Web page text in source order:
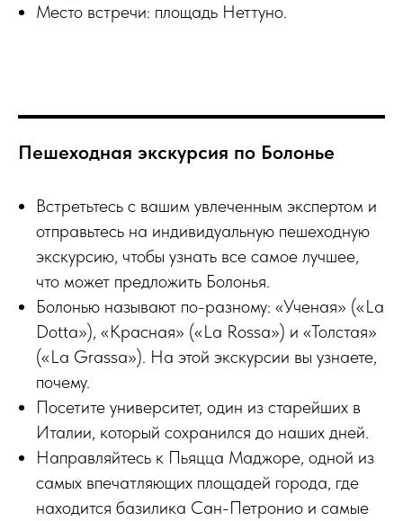
Место встречи: площадь Неттуно.
Пешеходная экскурсия по Болонье
Встретьтесь с вашим увлеченным экспертом и
отправьтесь на индивидуальную пешеходную
экскурсию, чтобы узнать все самое лучшее,
что может предложить Болонья.
Болонью называют по-разному: «Ученая» («La
Dotta»), «Красная» («La Rossa») и «Толстая»
(«La Grassa»). На этой экскурсии вы узнаете,
почему.
Посетите университет, один из старейших в
Италии, который сохранился до наших дней.
Направляйтесь к Пьяцца Маджоре, одной из
самых впечатляющих площадей города, где
находится базилика Сан-Петронио и самые